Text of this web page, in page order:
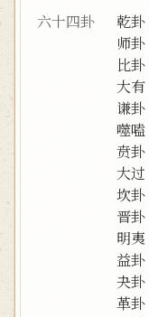
六十四卦
乾卦
师卦
比卦
大有
谦卦
噬嗑
贲卦
大过
坎卦
晋卦
明夷
益卦
夬卦
革卦